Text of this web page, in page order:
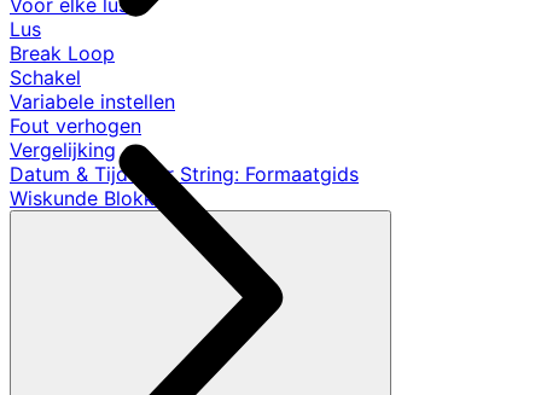
Voor elke lus
Lus
Break Loop
Schakel
Variabele instellen
Fout verhogen
Vergelijking
Datum & Tijd naar String: Formaatgids
Wiskunde Blokken